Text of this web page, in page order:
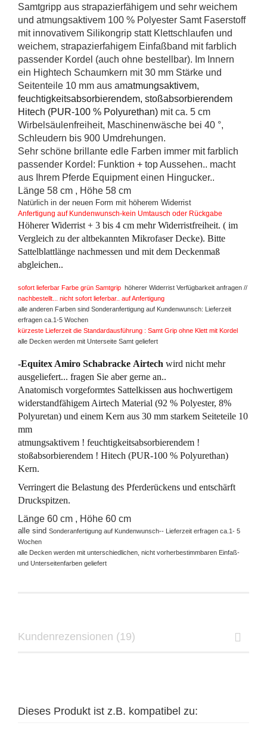
Samtgripp aus strapazierfähigem und sehr weichem
und atmungsaktivem 100 % Polyester Samt Faserstoff
mit innovativem Silikongrip statt Klettschlaufen und
weichem, strapazierfahigem Einfaßband mit farblich
passender Kordel (auch ohne bestellbar). Im Innern
ein Hightech Schaumkern mit 30 mm Stärke und
Seitenteile 10 mm aus amatmungsaktivem,
feuchtigkeitsabsorbierendem, stoßabsorbierendem
Hitech (PUR-100 % Polyurethan) mit ca. 5 cm
Wirbelsäulenfreiheit, Maschinenwäsche bei 40 °,
Schleudern bis 900 Umdrehungen.
Sehr schöne brillante edle Farben immer mit farblich
passender Kordel: Funktion + top Aussehen.. macht
aus Ihrem Pferde Equipment einen Hingucker..
Länge 58 cm , Höhe 58 cm
Natürlich in der neuen Form mit höherem Widerrist
Anfertigung auf Kundenwunsch-kein Umtausch oder Rückgabe
Höherer Widerrist + 3 bis 4 cm mehr Widerristfreiheit. ( im
Vergleich zu der altbekannten Mikrofaser Decke). Bitte
Sattelblattlänge nachmessen und mit dem Deckenmaß
abgleichen..
sofort lieferbar Farbe grün Samtgrip höherer Widerrist Verfügbarkeit anfragen //
nachbestellt... nicht sofort lieferbar.. auf Anfertigung
alle anderen Farben sind Sonderanfertigung auf Kundenwunsch: Lieferzeit
erfragen ca.1-5 Wochen
kürzeste Lieferzeit die Standardausführung : Samt Grip ohne Klett mit Kordel
alle Decken werden mit Unterseite Samt geliefert
-Equitex Amiro Schabracke Airtech wird nicht mehr
ausgeliefert... fragen Sie aber gerne an..
Anatomisch vorgeformtes Sattelkissen aus hochwertigem
widerstandfähigem Airtech Material (92 % Polyester, 8%
Polyuretan) und einem Kern aus 30 mm starkem Seiteteile 10
mm
atmungsaktivem ! feuchtigkeitsabsorbierendem !
stoßabsorbierendem ! Hitech (PUR-100 % Polyurethan)
Kern.
Verringert die Belastung des Pferderückens und entschärft
Druckspitzen.
Länge 60 cm , Höhe 60 cm
alle sind Sonderanfertigung auf Kundenwunsch-- Lieferzeit erfragen ca.1- 5
Wochen
alle Decken werden mit unterschiedlichen, nicht vorherbestimmbaren Einfaß-
und Unterseitenfarben geliefert
Kundenrezensionen (19)
Dieses Produkt ist z.B. kompatibel zu: